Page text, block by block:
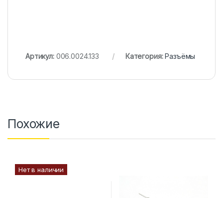
Артикул: 006.0024.133 Категория:Разъёмы
Похожие
Нет в наличии